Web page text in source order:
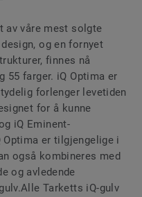
av våre mest solgte
og en fornyet
finnes nå
55 farger. iQ Optima er
forlenger levetiden
for å kunne
iQ Eminent-
er tilgjengelige i
også kombineres med
og avledende
Tarketts iQ-gulv